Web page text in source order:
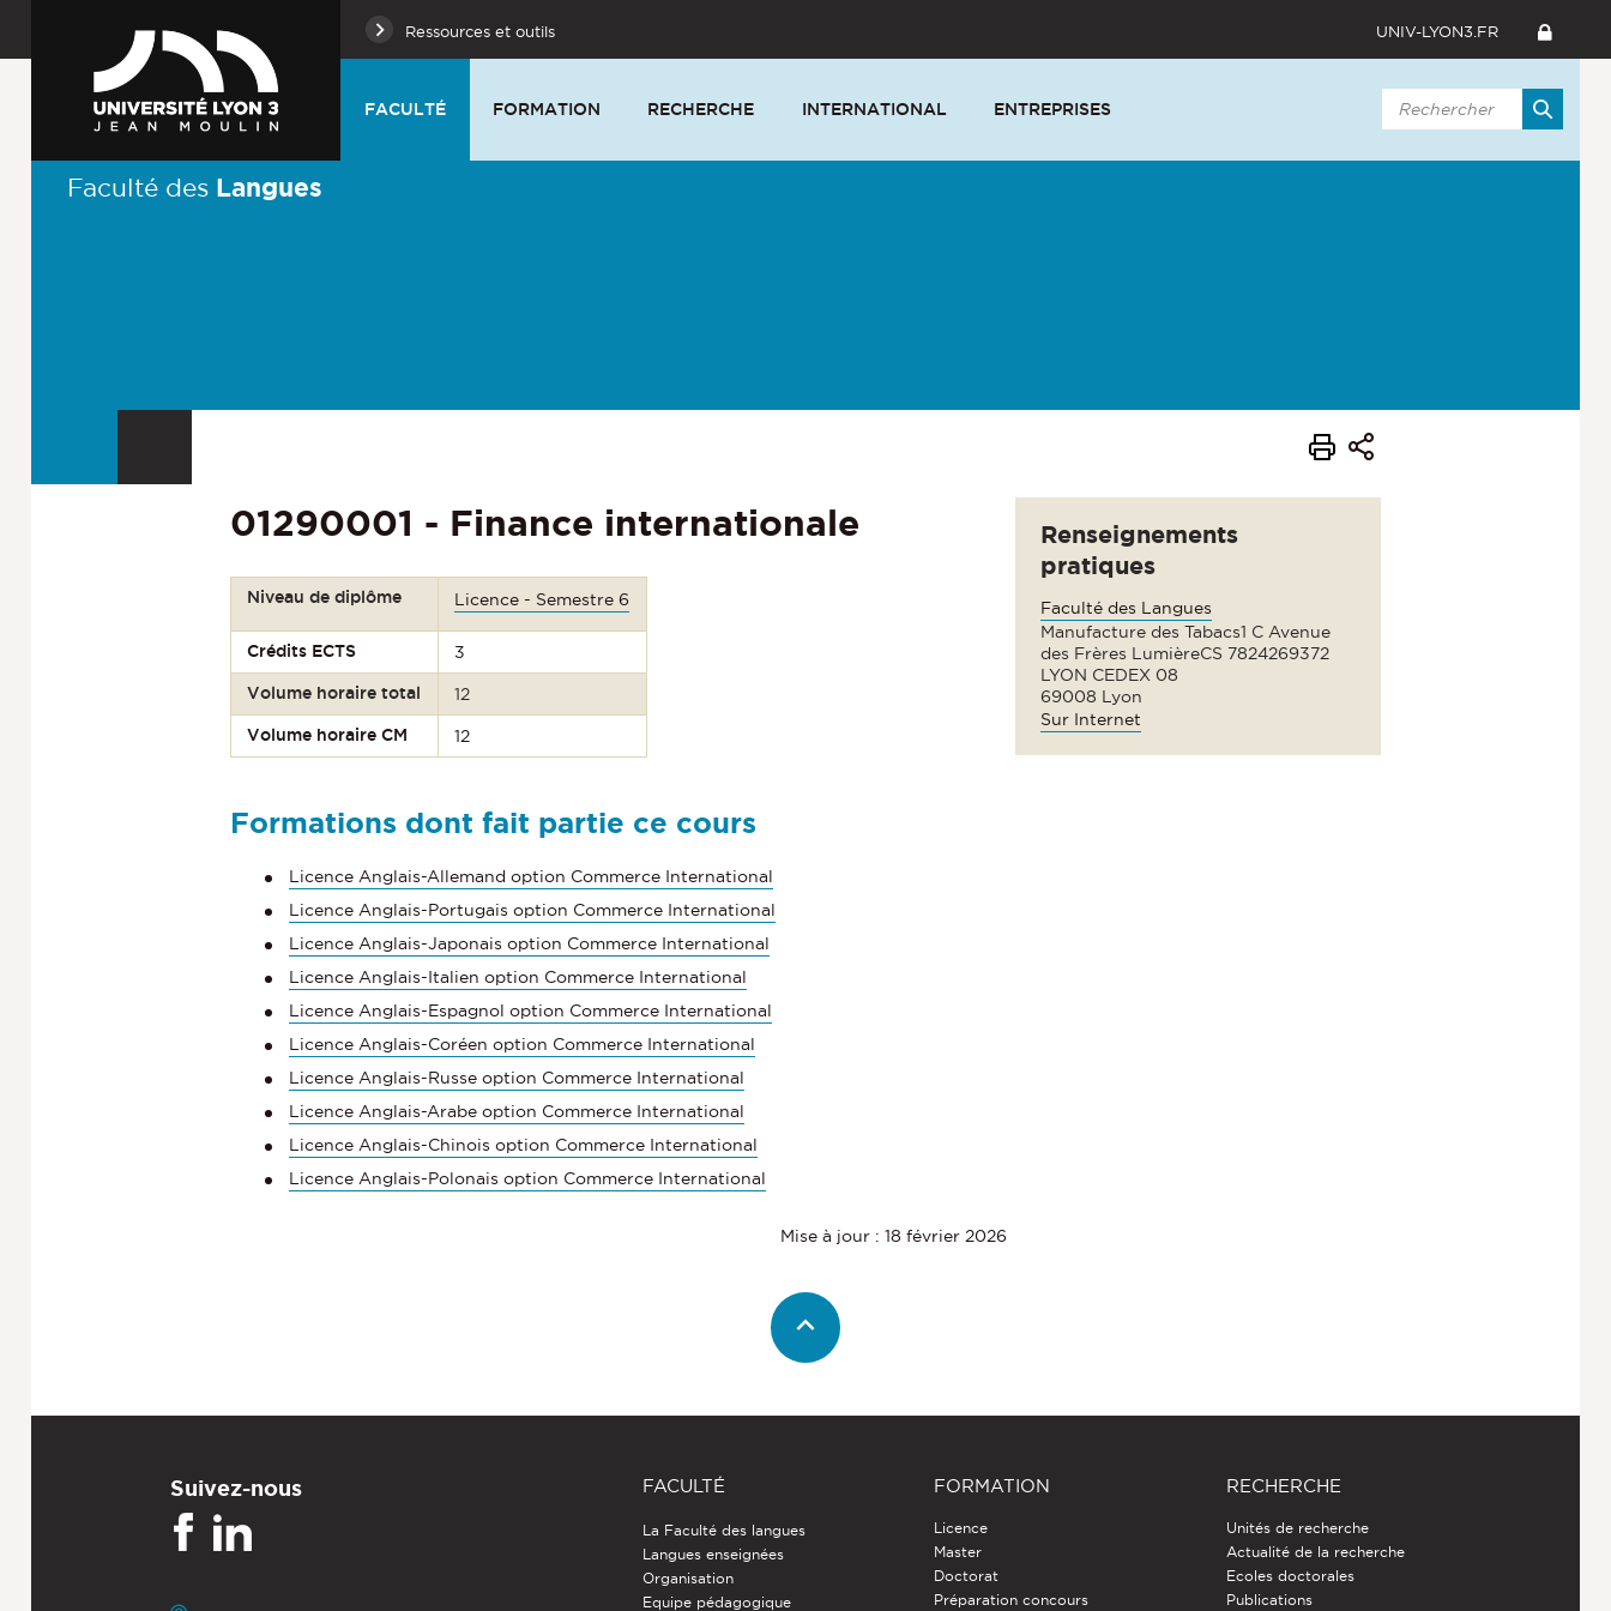
Ressources et outils UNIV-LYON3.FR
FACULTÉ FORMATION RECHERCHE INTERNATIONAL ENTREPRISES
Faculté des Langues
01290001 - Finance internationale
Niveau de diplôme Licence - Semestre 6
Crédits ECTS 3
Volume horaire total 12
Volume horaire CM 12
Formations dont fait partie ce cours
Licence Anglais-Allemand option Commerce International
Licence Anglais-Portugais option Commerce International
Licence Anglais-Japonais option Commerce International
Licence Anglais-Italien option Commerce International
Licence Anglais-Espagnol option Commerce International
Licence Anglais-Coréen option Commerce International
Licence Anglais-Russe option Commerce International
Licence Anglais-Arabe option Commerce International
Licence Anglais-Chinois option Commerce International
Licence Anglais-Polonais option Commerce International
Renseignements
pratiques
Faculté des Langues
Manufacture des Tabacs1 C Avenue
des Frères LumièreCS 7824269372
LYON CEDEX 08
69008 Lyon
Sur Internet
Mise à jour : 18 février 2026
Suivez-nous FACULTÉ
La Faculté des langues
Langues enseignées
Organisation
Equipe pédagogique
FORMATION
Licence
Master
Doctorat
Préparation concours
RECHERCHE
Unités de recherche
Actualité de la recherche
Ecoles doctorales
Publications